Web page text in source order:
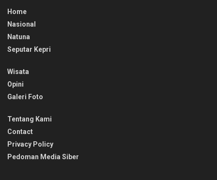
Home
Nasional
Natuna
Seputar Kepri
Wisata
Opini
Galeri Foto
Tentang Kami
Contact
Privacy Policy
Pedoman Media Siber